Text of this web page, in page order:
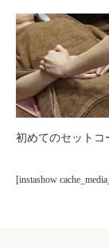
初めてのセットコ
[instashow